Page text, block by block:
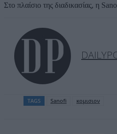
Στο πλαίσιο της διαδικασίας, η
TAGS Sanofi κομισιον